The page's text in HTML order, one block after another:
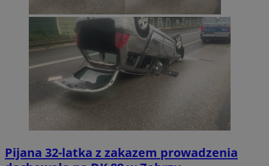
Pijana 32-latka z zakazem prowadzenia